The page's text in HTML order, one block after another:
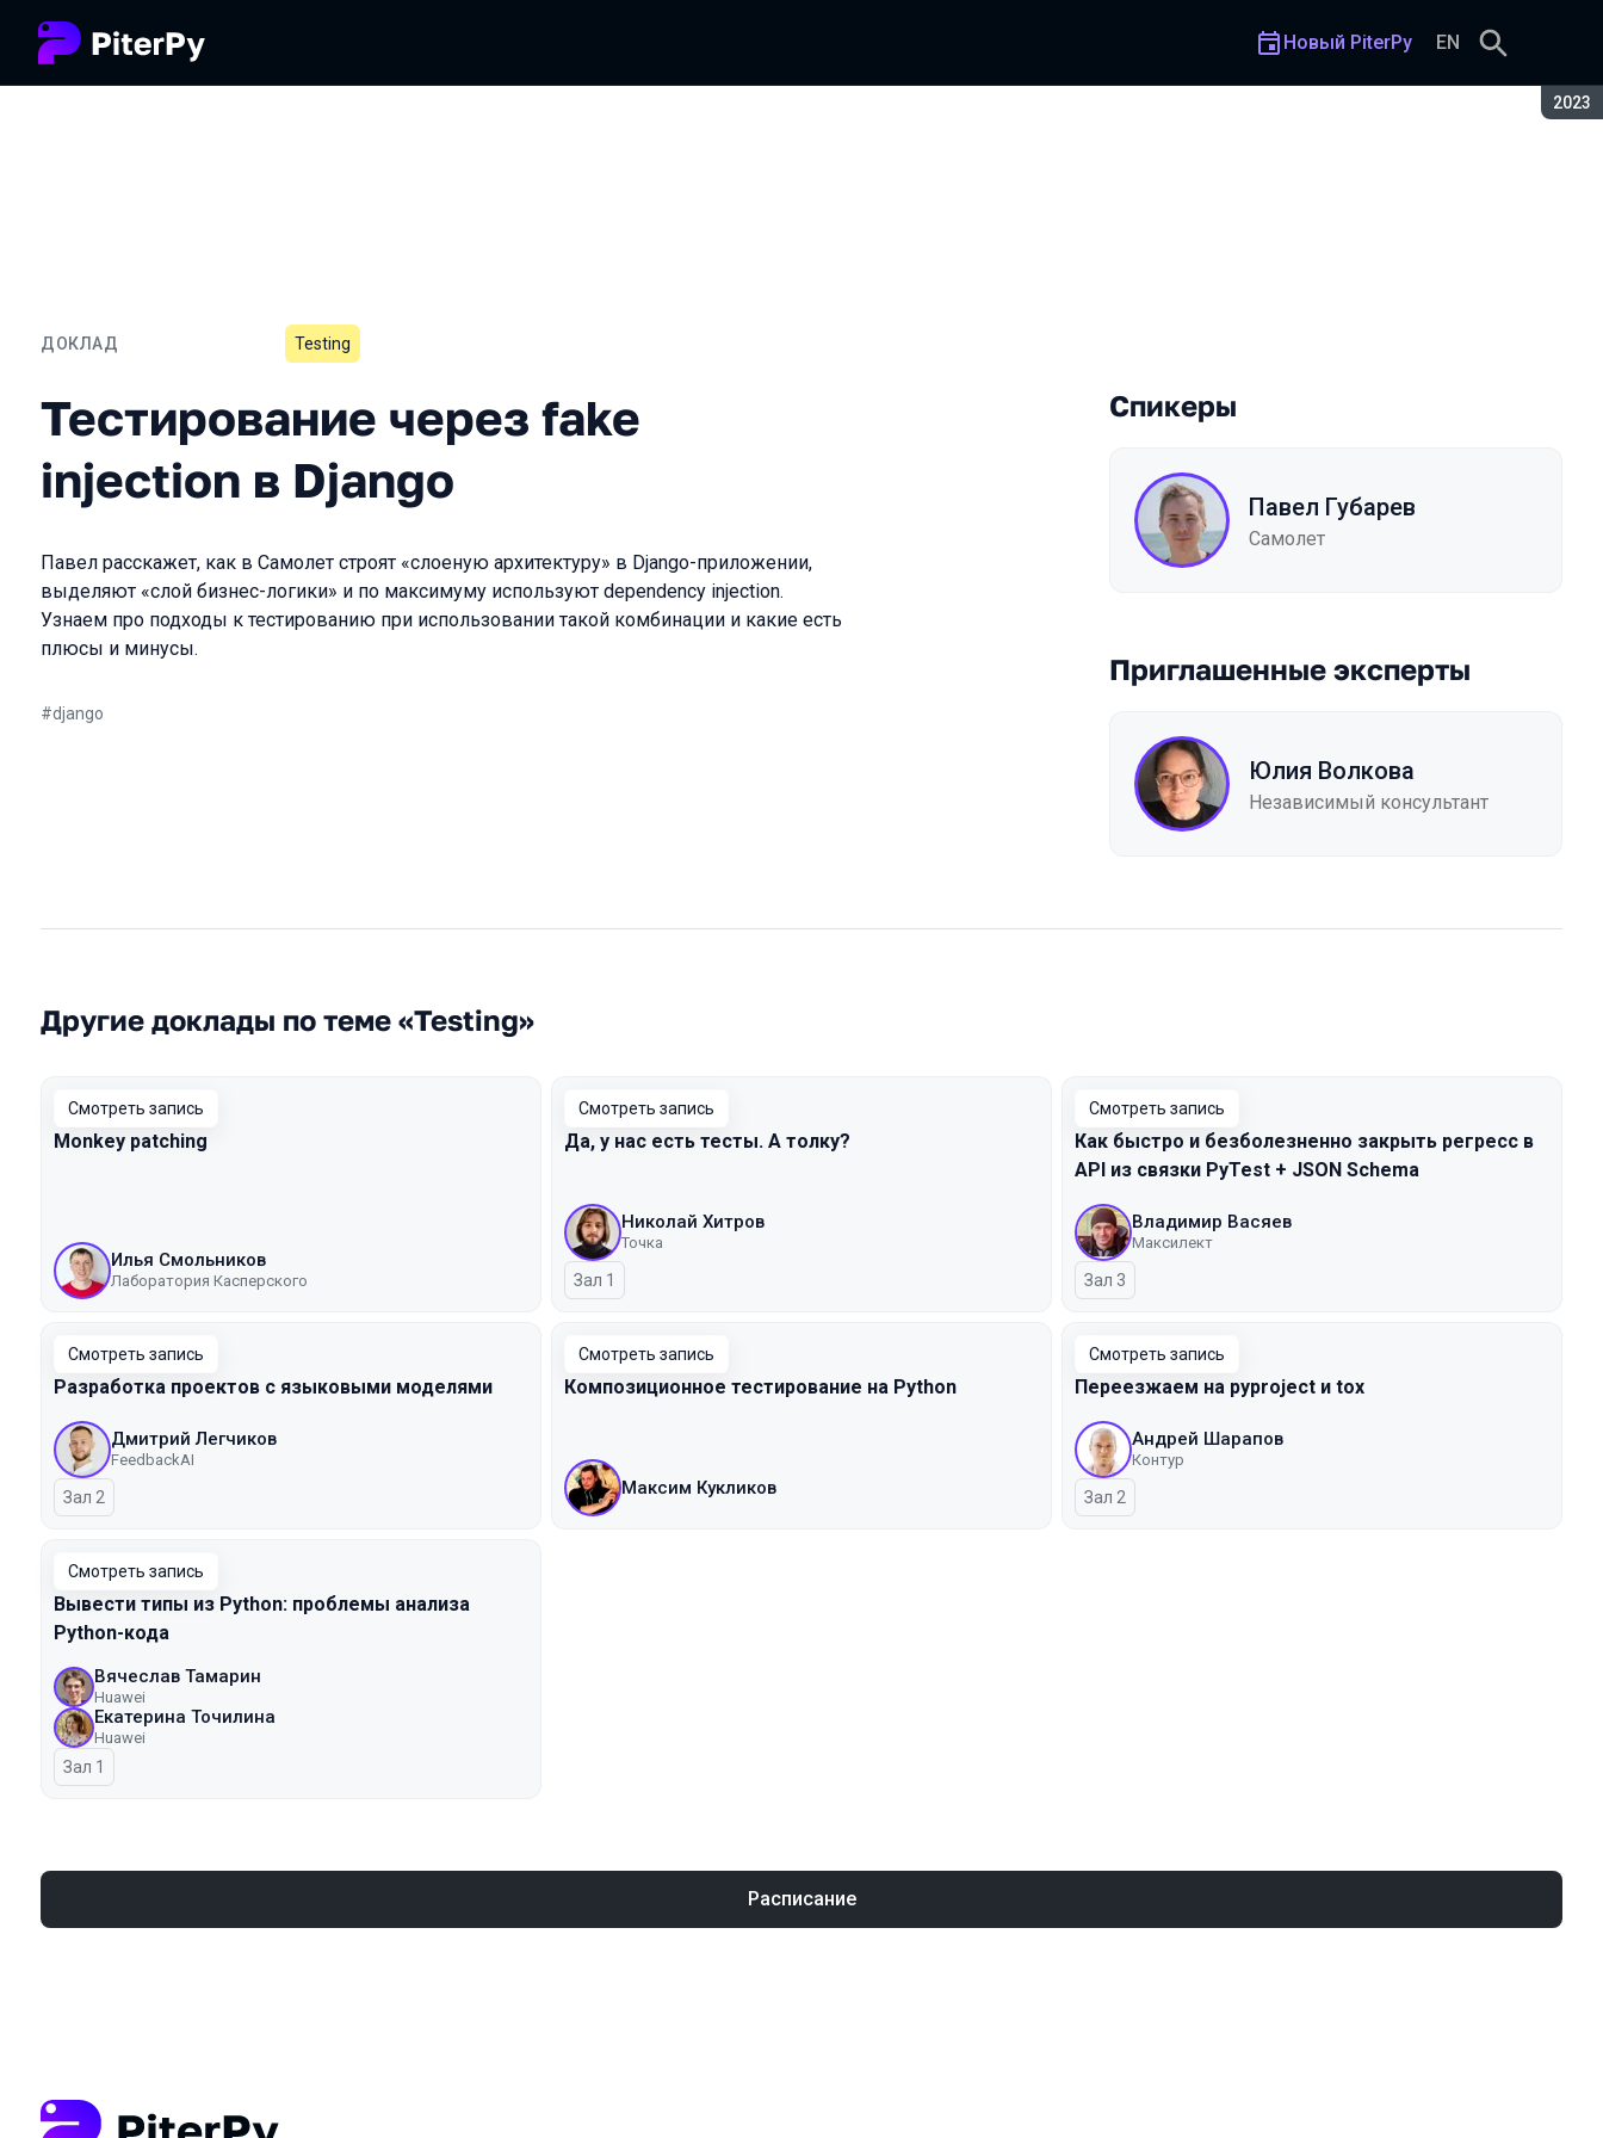
2023
Новый PiterPy EN
ДОКЛАД
Тестирование через fake injection в Django
Testing
Тестирование через fake
injection в Django
Павел расскажет, как в Самолет строят «слоеную архитектуру» в Django-приложении,
выделяют «слой бизнес-логики» и по максимуму используют dependency injection.
Узнаем про подходы к тестированию при использовании такой комбинации и какие есть
плюсы и минусы.
#django
Спикеры
Павел Губарев
Самолет
Приглашенные эксперты
Юлия Волкова
Независимый консультант
Другие доклады по теме «Testing»
Смотреть запись
Monkey patching
Илья Смольников
Лаборатория Касперского
Смотреть запись
Да, у нас есть тесты. А толку?
Николай Хитров
Точка
Зал 1
Смотреть запись
Как быстро и безболезненно закрыть регресс в
API из связки PyTest + JSON Schema
Владимир Васяев
Максилект
Зал 3
Смотреть запись
Разработка проектов с языковыми моделями
Дмитрий Легчиков
FeedbackAI
Зал 2
Смотреть запись
Композиционное тестирование на Python
Максим Кукликов
Смотреть запись
Переезжаем на pyproject и tox
Андрей Шарапов
Контур
Зал 2
Смотреть запись
Вывести типы из Python: проблемы анализа
Python-кода
Вячеслав Тамарин
Huawei
Екатерина Точилина
Huawei
Зал 1
Расписание